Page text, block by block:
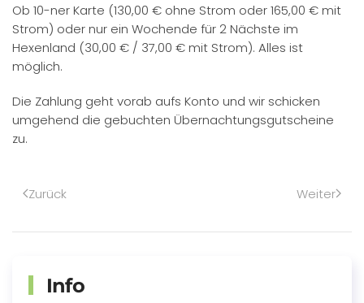
Ob 10-ner Karte (130,00 € ohne Strom oder 165,00 € mit
Strom) oder nur ein Wochende für 2 Nächste im
Hexenland (30,00 € / 37,00 € mit Strom). Alles ist
möglich.
Die Zahlung geht vorab aufs Konto und wir schicken
umgehend die gebuchten Übernachtungsgutscheine
zu.
Zurück Weiter
Info